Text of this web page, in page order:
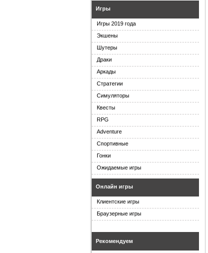
Игры
Игры 2019 года
Экшены
Шутеры
Драки
Аркады
Стратегии
Симуляторы
Квесты
RPG
Adventure
Спортивные
Гонки
Ожидаемые игры
Онлайн игры
Клиентские игры
Браузерные игры
Рекомендуем